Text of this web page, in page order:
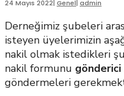
24 Mayıs 2022 Genel admin
Derneğimiz şubeleri
isteyen üyelerimizin
nakil olmak istedikleri
nakil formunu
göndermeleri